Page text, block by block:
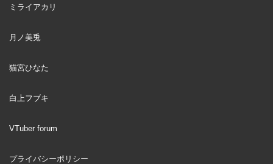
ミライアカリ
月ノ美兎
猫宮ひなた
白上フブキ
VTuber forum
プライバシーポリシー